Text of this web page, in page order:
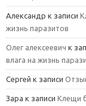
Александр к записи
жизнь паразитов
Олег алексеевич к
влага на жизнь
Сергей к записи
Зара к записи Клещи